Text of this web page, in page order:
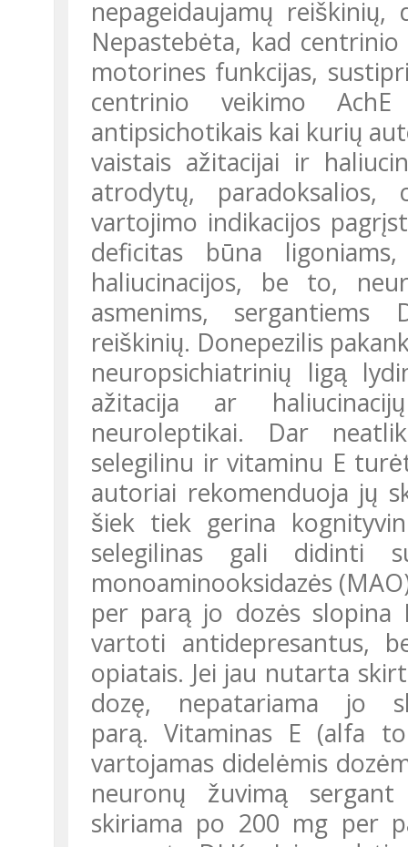
nepageidaujamų
Nepastebėta, kad
motorines funkcijas,
centrinio veikimo
antipsichotikais kai kurių
vaistais ažitacijai ir
atrodytų, paradoksalios,
vartojimo indikacijos
deficitas būna
haliucinacijos, be to,
asmenims, sergantiems
reiškinių. Donepezilis
neuropsichiatrinių ligą
ažitacija ar
neuroleptikai. Dar
selegilinu ir vitaminu E
autoriai rekomenduoja jų
šiek tiek gerina
selegilinas gali didinti
monoaminooksidazės
per parą jo dozės slopina
vartoti antidepresantus,
opiatais. Jei jau nutarta
dozę, nepatariama
parą. Vitaminas E (alfa
vartojamas didelėmis
neuronų žuvimą sergant
skiriama po 200 mg per